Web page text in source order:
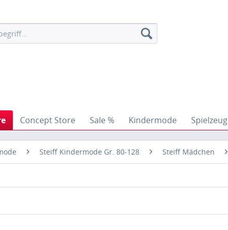
Concept Store Sale % Kindermode Spielzeug
Steiff Kindermode Gr. 80-128 Steiff Mädchen